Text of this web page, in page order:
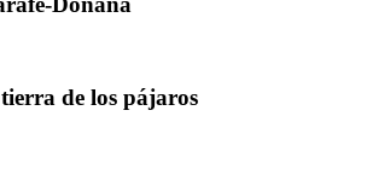
de los pájaros